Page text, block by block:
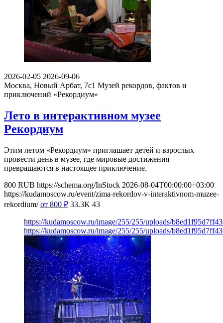
2026-02-05 2026-09-06
Москва, Новый Арбат, 7с1 Музей рекордов, фактов и
приключений «Рекордиум»
Лето в интерактивном музее
Рекордиум
Этим летом «Рекордиум» приглашает детей и взрослых
провести день в музее, где мировые достижения
превращаются в настоящее приключение.
800 RUB https://schema.org/InStock 2026-08-04T00:00:00+03:00
https://kudamoscow.ru/event/zima-rekordov-v-interaktivnom-muzee-
rekordium/ от 800 ₽ 33.3K 43
https://kudamoscow.ru/image/255/255/uploads/
https://kudamoscow.ru/image/255/255/uploads/